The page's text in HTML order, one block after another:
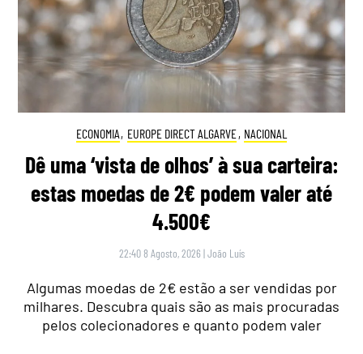
ECONOMIA, EUROPE DIRECT ALGARVE, NACIONAL
Dê uma ‘vista de olhos’ à sua carteira:
estas moedas de 2€ podem valer até
4.500€
22:40 8 Agosto, 2026 |João Luís
Algumas moedas de 2€ estão a ser vendidas por
milhares. Descubra quais são as mais procuradas
pelos colecionadores e quanto podem valer